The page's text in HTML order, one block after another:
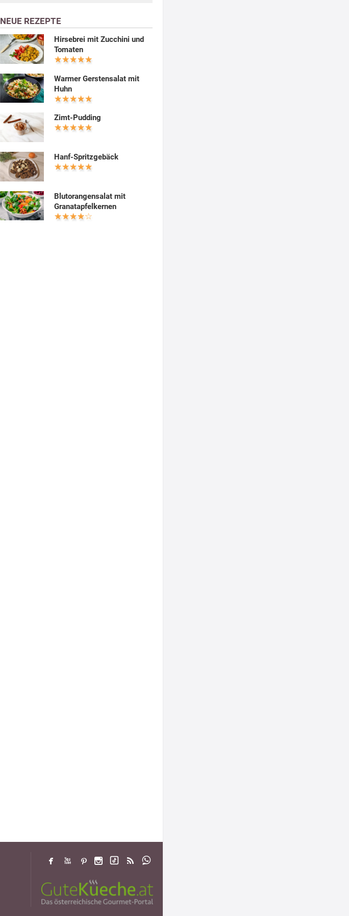
NEUE REZEPTE
Hirsebrei mit Zucchini und
Tomaten
Warmer Gerstensalat mit
Huhn
Zimt-Pudding
Hanf-Spritzgebäck
Blutorangensalat mit
Granatapfelkernen